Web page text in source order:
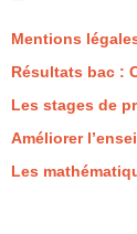
Mentions
Résultats bac :
Les stages de
Améliorer
Les